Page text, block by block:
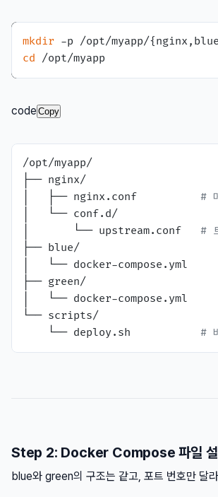
mkdir
cd
code Copy
/opt/myapp/
├── nginx/
│   ├── nginx.conf #
│   └── conf.d/
│       └── upstream.conf #
├── blue/
│   └── docker-compose.yml
├── green/
│   └── docker-compose.yml
└── scripts/
    └── deploy.sh
#
Step 2: Docker Compose 파일
blue와 green의 구조는 같고, 포트 번호만 달